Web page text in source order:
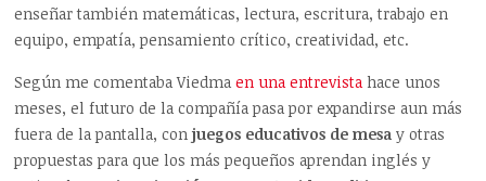
enseñar también matemáticas, lectura, escritura, trabajo en
equipo, empatía, pensamiento crítico, creatividad, etc.
Según me comentaba Viedmaen una entrevistahace unos
meses, el futuro de la compañía pasa por expandirse aun más
fuera de la pantalla, con juegos educativos de mesa y otras
propuestas para que los más pequeños aprendan inglés y